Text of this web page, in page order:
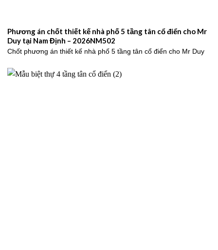
Phương án chốt thiết kế nhà phố 5 tầng tân cổ điển cho Mr
Duy tại Nam Định – 2026NM502
Chốt phương án thiết kế nhà phố 5 tầng tân cổ điển cho Mr Duy